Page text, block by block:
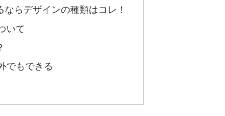
らデザインの種類はコレ！
いて
でもできる